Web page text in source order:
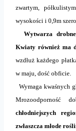
zwartym,
wysokości i 0,9m
Wytwarza
Kwiaty również ma
wzdłuż każdego
w maju, dość obficie.
Wymaga kwaśnych
Mrozoodporność
chłodniejszych
zwłaszcza młode